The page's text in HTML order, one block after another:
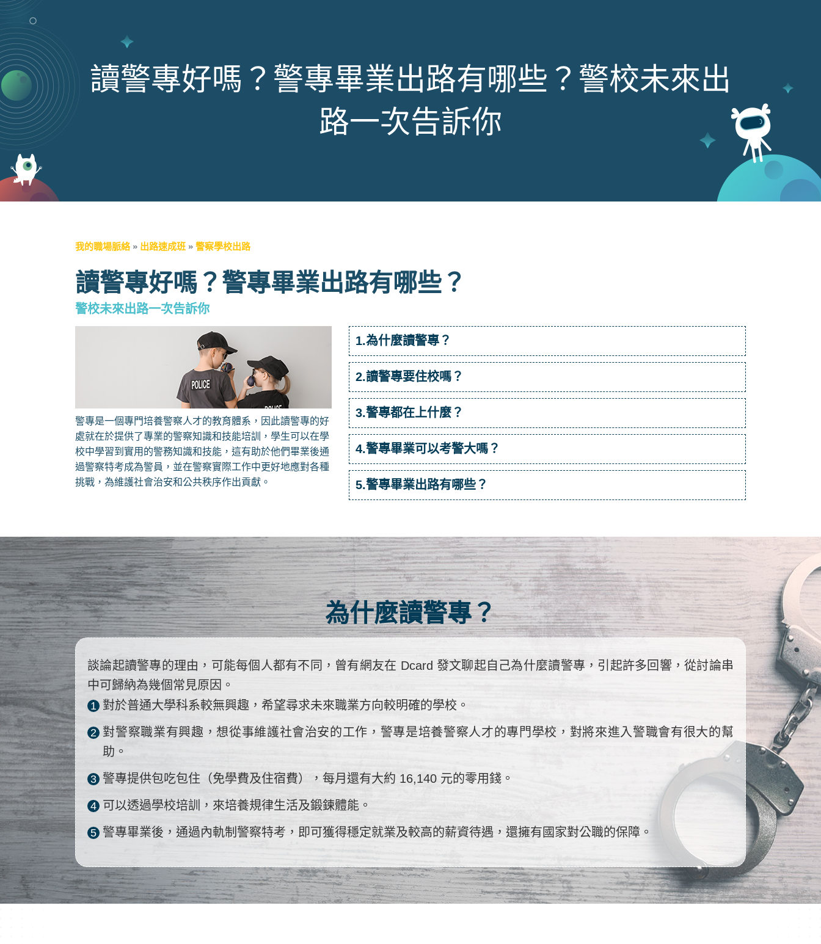
讀警專好嗎？警專畢業出路有哪些？警校未來出
路一次告訴你
我的職場脈絡 » 出路速成班 » 警察學校出路
讀警專好嗎？警專畢業出路有哪些？
警校未來出路一次告訴你
警專是一個專門培養警察人才的教育體系，因此讀警專的好
處就在於提供了專業的警察知識和技能培訓，學生可以在學
校中學習到實用的警務知識和技能，這有助於他們畢業後通
過警察特考成為警員，並在警察實際工作中更好地應對各種
挑戰，為維護社會治安和公共秩序作出貢獻。
1.為什麼讀警專？
2.讀警專要住校嗎？
3.警專都在上什麼？
4.警專畢業可以考警大嗎？
5.警專畢業出路有哪些？
為什麼讀警專？
談論起讀警專的理由，可能每個人都有不同，曾有網友在 Dcard 發文聊起自己為什麼讀警專，引起許多回響，從討論串
中可歸納為幾個常見原因。
1 對於普通大學科系較無興趣，希望尋求未來職業方向較明確的學校。
2 對警察職業有興趣，想從事維護社會治安的工作，警專是培養警察人才的專門學校，對將來進入警職會有很大的幫
助。
3 警專提供包吃包住（免學費及住宿費），每月還有大約 16,140 元的零用錢。
4 可以透過學校培訓，來培養規律生活及鍛鍊體能。
5 警專畢業後，通過內軌制警察特考，即可獲得穩定就業及較高的薪資待遇，還擁有國家對公職的保障。